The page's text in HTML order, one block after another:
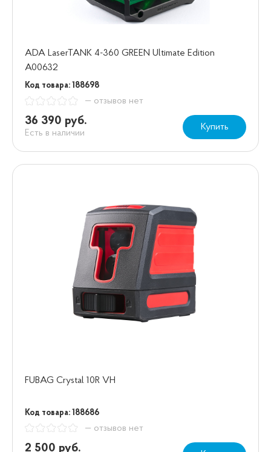
ADA LaserTANK 4-360 GREEN Ultimate Edition
А00632
Код товара: 188698
— отзывов нет
36 390 руб.
Есть в наличии
Купить
FUBAG Crystal 10R VH
Код товара: 188686
— отзывов нет
2 500 руб.